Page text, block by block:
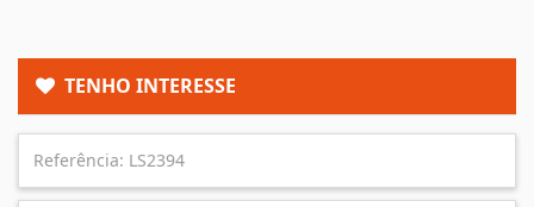
TENHO INTERESSE